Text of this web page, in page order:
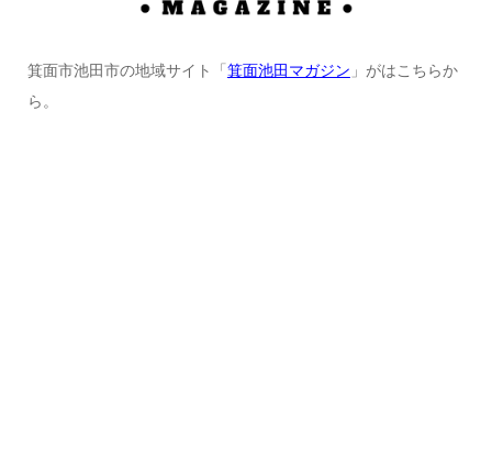
箕面市池田市の地域サイト「 箕面池田マガジン 」がはこちらか
ら。